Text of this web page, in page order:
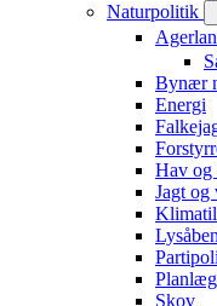
Naturpolitik
Bynær
Energi
Hav og
Jagt
Skov